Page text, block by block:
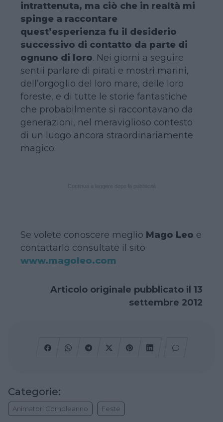
intrattenuta, ma ciò che in realtà mi
spinge a raccontare
quest’esperienza fu il desiderio
successivo di contatto da parte di
ognuno di loro. Nei giorni a seguire
sentii parlare di pirati e mostri marini,
dell’orgoglio del loro mare, delle loro
foreste, e di tutte le storie fantastiche
che probabilmente si raccontavano da
generazioni, nel meraviglioso contesto
di un luogo ancora straordinariamente
magico.
Se volete conoscere meglio Mago Leo e
contattarlo consultate il sito
www.magoleo.com
Articolo originale pubblicato il 13
settembre 2012
Categorie:
Animatori Compleanno Feste